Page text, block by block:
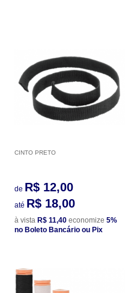
CINTO PRETO
de R$ 12,00
até R$ 18,00
à vista R$ 11,40 economize 5%
no Boleto Bancário ou Pix